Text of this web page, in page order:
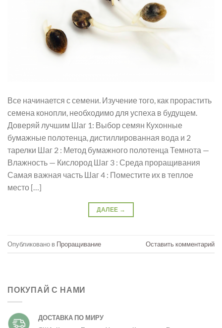
Все начинается с семени. Изучение того, как прорастить
семена конопли, необходимо для успеха в будущем.
Доверяй лучшим Шаг 1: Выбор семян Кухонные
бумажные полотенца, дистиллированная вода и 2
тарелки Шаг 2 : Метод бумажного полотенца Темнота —
Влажность — Кислород Шаг 3 : Среда проращивания
Самая важная часть Шаг 4 : Поместите их в теплое
место […]
ДАЛЕЕ →
Опубликовано в Проращивание Оставить комментарий
ПОКУПАЙ С НАМИ
ДОСТАВКА ПО МИРУ